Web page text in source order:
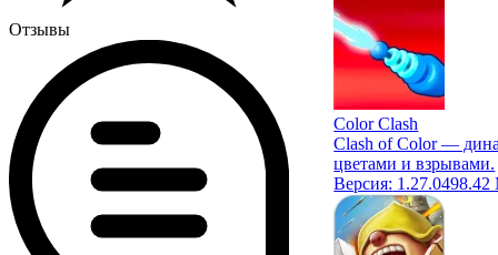
Отзывы
Color Clash
Clash of Color —
цветами и взрывами.
Версия: 1.27.0